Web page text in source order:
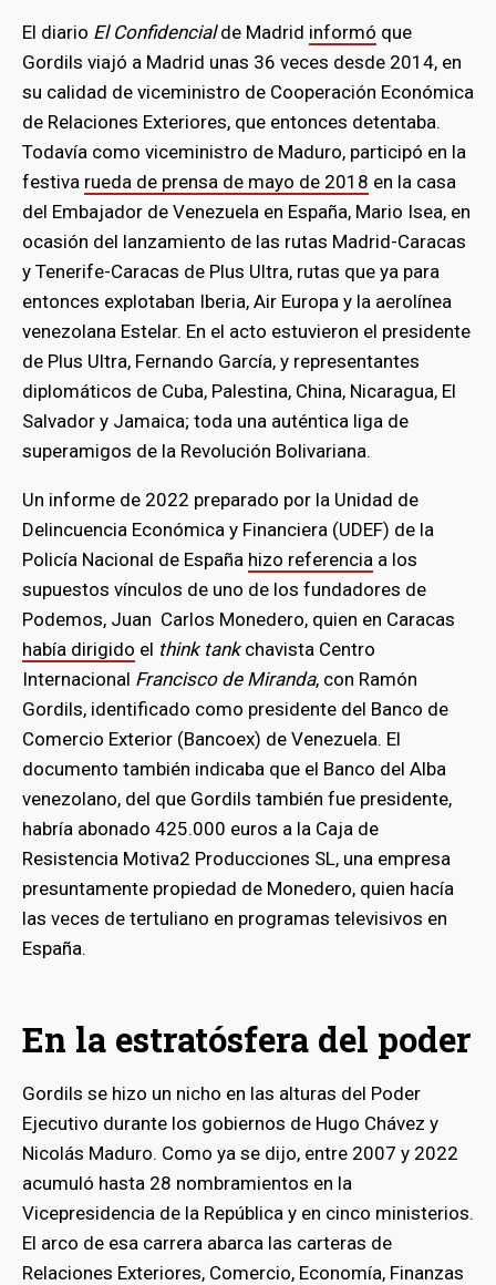
El diario El Confidencialde Madrid informó que
Gordils viajó a Madrid unas 36 veces desde 2014, en
su calidad de viceministro de Cooperación Económica
de Relaciones Exteriores, que entonces detentaba.
Todavía como viceministro de Maduro, participó en la
festiva rueda de prensa de mayo de 2018 en la casa
del Embajador de Venezuela en España, Mario Isea, en
ocasión del lanzamiento de las rutas Madrid-Caracas
y Tenerife-Caracas de Plus Ultra, rutas que ya para
entonces explotaban Iberia, Air Europa y la aerolínea
venezolana Estelar. En el acto estuvieron el presidente
de Plus Ultra, Fernando García, y representantes
diplomáticos de Cuba, Palestina, China, Nicaragua, El
Salvador y Jamaica; toda una auténtica liga de
superamigos de la Revolución Bolivariana.
Un informe de 2022 preparado por la Unidad de
Delincuencia Económica y Financiera (UDEF) de la
Policía Nacional de España hizo referencia a los
supuestos vínculos de uno de los fundadores de
Podemos, Juan Carlos Monedero, quien en Caracas
había dirigido el think tankchavista Centro
Internacional Francisco de Miranda, con Ramón
Gordils, identificado como presidente del Banco de
Comercio Exterior (Bancoex) de Venezuela. El
documento también indicaba que el Banco del Alba
venezolano, del que Gordils también fue presidente,
habría abonado 425.000 euros a la Caja de
Resistencia Motiva2 Producciones SL, una empresa
presuntamente propiedad de Monedero, quien hacía
las veces de tertuliano en programas televisivos en
España.
En la estratósfera del poder
Gordils se hizo un nicho en las alturas del Poder
Ejecutivo durante los gobiernos de Hugo Chávez y
Nicolás Maduro. Como ya se dijo, entre 2007 y 2022
acumuló hasta 28 nombramientos en la
Vicepresidencia de la República y en cinco ministerios.
El arco de esa carrera abarca las carteras de
Relaciones Exteriores, Comercio, Economía, Finanzas